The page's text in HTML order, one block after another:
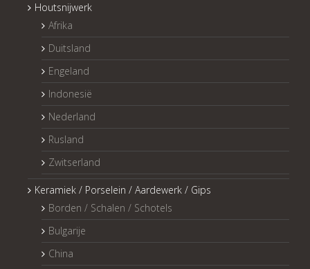
Houtsnijwerk
Afrika
Duitsland
Engeland
Indonesië
Nederland
Rusland
Zwitserland
Keramiek / Porselein / Aardewerk / Gips
Borden / Schalen / Schotels
Bulgarije
China